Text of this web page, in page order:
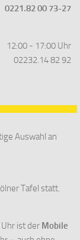
0221.82 00 73-27
12:00 - 17:00 Uhr
02232.14 82 92
Auswahl an
Tafel statt.
ist der Mobile